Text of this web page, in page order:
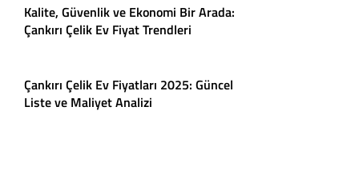
Kalite, Güvenlik ve Ekonomi Bir Arada:
Çankırı Çelik Ev Fiyat Trendleri
Çankırı Çelik Ev Fiyatları 2025: Güncel
Liste ve Maliyet Analizi